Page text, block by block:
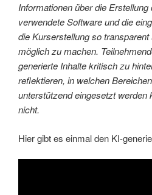
Informationen über die Erstellung
verwendete Software und die
die Kurserstellung so
möglich zu machen.
generierte Inhalte kritisch zu
reflektieren, in welchen
unterstützend eingesetzt werden
nicht.
Hier gibt es einmal den KI-